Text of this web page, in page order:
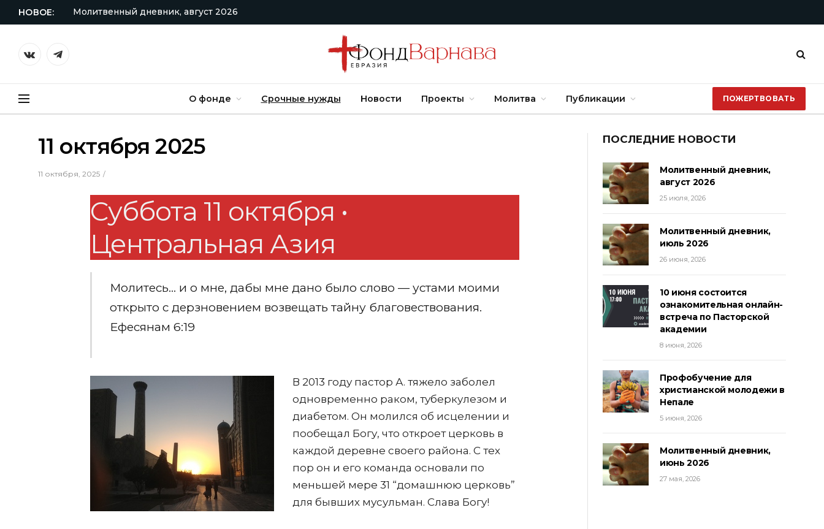
НОВОЕ: Молитвенный дневник, август 2026
VKontakteTelegram
О фонде Срочные нужды Новости Проекты Молитва Публикации ПОЖЕРТВОВАТЬ
11 октября 2025
11 октября, 2025
Суббота 11 октября •
Центральная Азия
Молитесь… и о мне, дабы мне дано было слово — устами моими
открыто с дерзновением возвещать тайну благовествования.
Ефесянам 6:19
В 2013 году пастор А. тяжело заболел
одновременно раком, туберкулезом и
диабетом. Он молился об исцелении и
пообещал Богу, что откроет церковь в
каждой деревне своего района. С тех
пор он и его команда основали по
меньшей мере 31 “домашнюю церковь”
для бывших мусульман. Слава Богу!
ПОСЛЕДНИЕ НОВОСТИ
Молитвенный дневник,
август 2026
25 июля, 2026
Молитвенный дневник,
июль 2026
26 июня, 2026
10 июня состоится
ознакомительная онлайн-
встреча по Пасторской
академии
8 июня, 2026
Профобучение для
христианской молодежи в
Непале
5 июня, 2026
Молитвенный дневник,
июнь 2026
27 мая, 2026